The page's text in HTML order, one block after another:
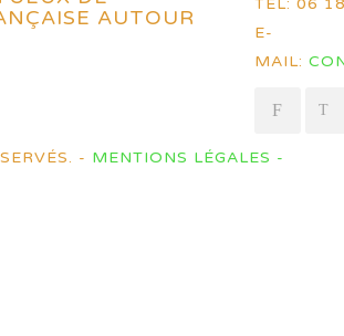
AUTOUR
TEL: 06
E-
MAIL:
- MENTIONS LÉGALES -